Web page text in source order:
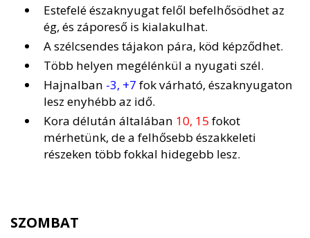
Estefelé északnyugat felől befelhősödhet az
ég, és záporeső is kialakulhat.
A szélcsendes tájakon pára, köd képződhet.
Több helyen megélénkül a nyugati szél.
Hajnalban -3, +7 fok várható, északnyugaton
lesz enyhébb az idő.
Kora délután általában 10, 15 fokot
mérhetünk, de a felhősebb északkeleti
részeken több fokkal hidegebb lesz.
SZOMBAT